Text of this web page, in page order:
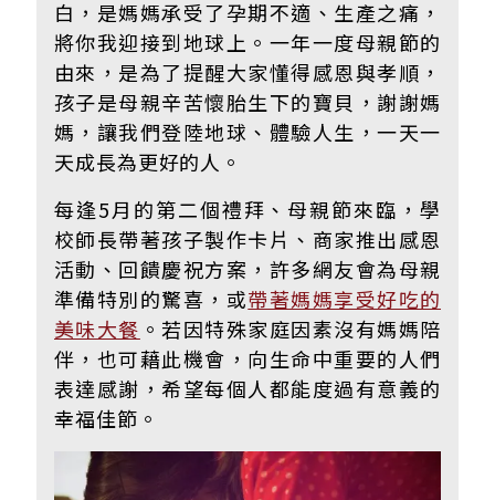
白，是媽媽承受了孕期不適、生產之痛，
將你我迎接到地球上。 一年一度母親節的
由來，是為了提醒大家懂得感恩與孝順，
孩子是母親辛苦懷胎生下的寶貝， 謝謝媽
媽，讓我們登陸地球、體驗人生，一天一
天成長為更好的人。
每逢5月的第二個禮拜、 母親節來臨，學
校師長帶著孩子製作卡片、商家推出感恩
活動、回饋慶祝方案， 許多網友會為母親
準備特別的驚喜，或帶著媽媽享受好吃的
美味大餐 。若因特殊家庭因素沒有媽媽陪
伴，也可藉此機會，向生命中重要的人們
表達感謝，希望每個人都能度過有意義的
幸福佳節。